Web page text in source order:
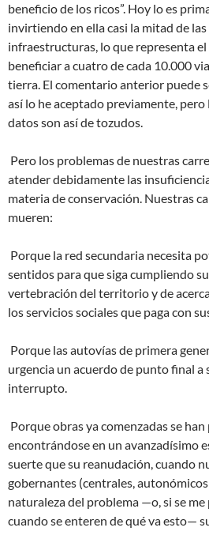
beneficio de los ricos”. Hoy lo es
invirtiendo en ella casi la mitad de
infraestructuras, lo que representa el
beneficiar a cuatro de cada 10.000
tierra. El comentario anterior puede
así lo he aceptado previamente, pero
datos son así de tozudos.
Pero los problemas de nuestras
atender debidamente las
materia de conservación. Nuestras
mueren:
Porque la red secundaria necesita
sentidos para que siga cumpliendo
vertebración del territorio y de
los servicios sociales que paga con
Porque las autovías de primera
urgencia un acuerdo de punto final a
interrupto.
Porque obras ya comenzadas se
encontrándose en un avanzadísimo
suerte que su reanudación, cuando
gobernantes (centrales,
naturaleza del problema —o, si se
cuando se enteren de qué va esto—